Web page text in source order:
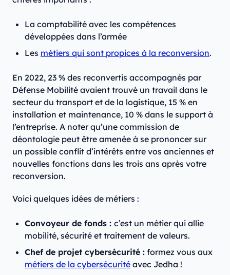
La comptabilité avec les compétences
développées dans l’armée
Les métiers qui sont propices à la reconversion.
En 2022, 23 % des reconvertis accompagnés par
Défense Mobilité avaient trouvé un travail dans le
secteur du transport et de la logistique, 15 % en
installation et maintenance, 10 % dans le support à
l’entreprise. A noter qu’une commission de
déontologie peut être amenée à se prononcer sur
un possible conflit d’intérêts entre vos anciennes et
nouvelles fonctions dans les trois ans après votre
reconversion.
Voici quelques idées de métiers :
Convoyeur de fonds : c’est un métier qui allie
mobilité, sécurité et traitement de valeurs.
Chef de projet cybersécurité : formez vous aux
métiers de la cybersécurité avec Jedha !